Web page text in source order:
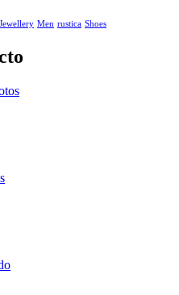
Jewellery Men rustica Shoes